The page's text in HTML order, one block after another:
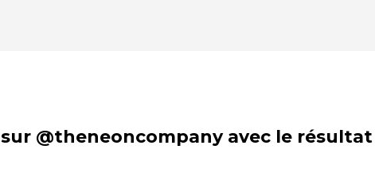
@theneoncompany avec le résultat